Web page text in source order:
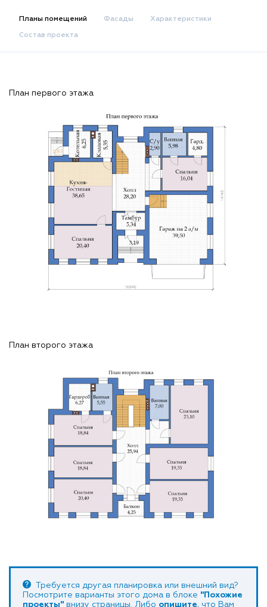
Планы помещений Фасады Характеристики
Состав проекта
План первого этажа
План второго этажа
Требуется другая планировка или внешний вид?
Посмотрите варианты этого дома в блоке "Похожие
проекты" внизу страницы. Либо опишите, что Вам